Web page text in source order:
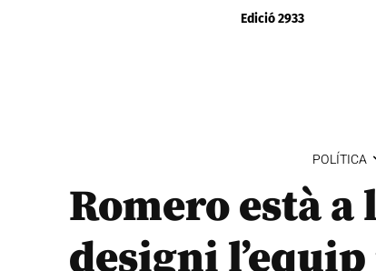
Edició 2933
POLÍTICA
Romero està a
designi